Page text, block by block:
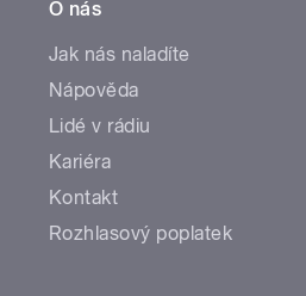
O nás
Jak nás naladíte
Nápověda
Lidé v rádiu
Kariéra
Kontakt
Rozhlasový poplatek